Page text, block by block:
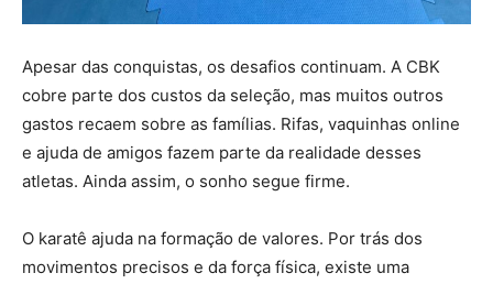
Apesar das conquistas, os desafios continuam. A CBK
cobre parte dos custos da seleção, mas muitos outros
gastos recaem sobre as famílias. Rifas, vaquinhas online
e ajuda de amigos fazem parte da realidade desses
atletas. Ainda assim, o sonho segue firme.
O karatê ajuda na formação de valores. Por trás dos
movimentos precisos e da força física, existe uma